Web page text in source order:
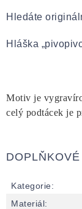
Hledáte
Hláška „
Motiv je
celý podtácek je
Kategorie:
Materiál: